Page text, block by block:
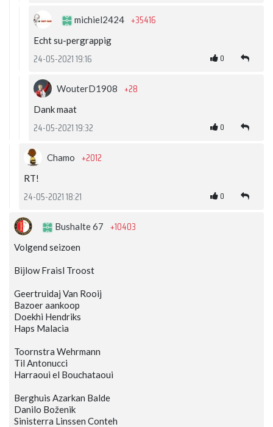
michiel2424 +35416
Echt su-pergrappig
24-05-2021 19:16 0
WouterD1908 +28
Dank maat
24-05-2021 19:32 0
Chamo +2012
RT!
24-05-2021 18:21 0
Bushalte 67 +10403
Volgend seizoen
Bijlow Fraisl Troost
Geertruidaj Van Rooij
Bazoer aankoop
Doekhi Hendriks
Haps Malacia
Toornstra Wehrmann
Til Antonucci
Harraoui el Bouchataoui
Berghuis Azarkan Balde
Danilo Boženik
Sinisterra Linssen Conteh